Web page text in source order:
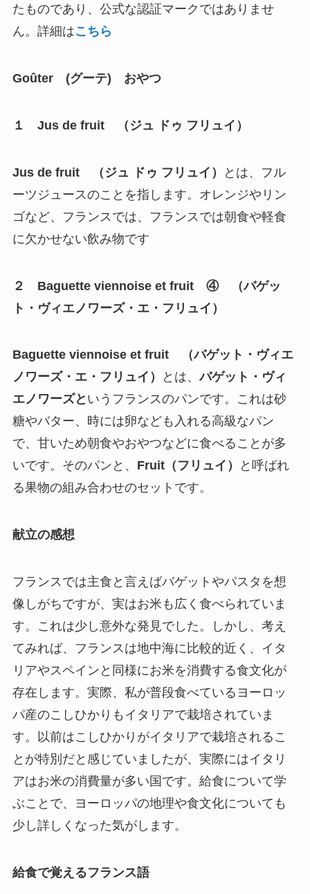
たものであり、公式な認証マークではありませ
ん。詳細はこちら
Goûter (グーテ) おやつ
１ Jus de fruit （ジュ ドゥ フリュイ）
Jus de fruit （ジュ ドゥ フリュイ）
とは、フル
ーツジュースのことを指します。オレンジやリン
ゴなど、フランスでは、フランスでは朝食や軽食
に欠かせない飲み物です
２ Baguette viennoise et fruit ④ （バゲッ
ト・ヴィエノワーズ・エ・フリュイ）
Baguette viennoise et fruit （バゲット・ヴィエ
ノワーズ・エ・フリュイ）
とは、バゲット・ヴィ
エノワーズと いうフランスのパンです。これは砂
糖やバター、時には卵なども入れる高級なパン
で、甘いため朝食やおやつなどに食べることが多
いです。そのパンと、 Fruit（フリュイ）
と呼ばれ
る果物の組み合わせのセットです。
献立の感想
フランスでは主食と言えばバゲットやパスタを想
像しがちですが、実はお米も広く食べられていま
す。これは少し意外な発見でした。しかし、考え
てみれば、フランスは地中海に比較的近く、イタ
リアやスペインと同様にお米を消費する食文化が
存在します。実際、私が普段食べているヨーロッ
パ産のこしひかりもイタリアで栽培されていま
す。以前はこしひかりがイタリアで栽培されるこ
とが特別だと感じていましたが、実際にはイタリ
アはお米の消費量が多い国です。給食について学
ぶことで、ヨーロッパの地理や食文化についても
少し詳しくなった気がします。
給食で覚えるフランス語